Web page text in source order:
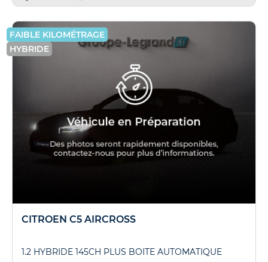
FAIBLE KILOMÉTRAGE
HYBRIDE
CITROEN C5 AIRCROSS
1.2 HYBRIDE 145CH PLUS BOITE AUTOMATIQUE